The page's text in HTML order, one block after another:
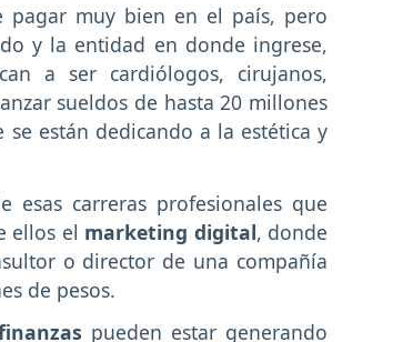
pagar muy bien en el país, pero
y la entidad en donde ingrese,
a ser cardiólogos, cirujanos,
sueldos de hasta 20 millones
están dedicando a la estética y
esas carreras profesionales que
ellos el marketing digital, donde
o director de una compañía
de pesos.
pueden estar generando